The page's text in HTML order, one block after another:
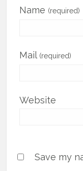
Name (required)
Mail (required)
Website
Save my